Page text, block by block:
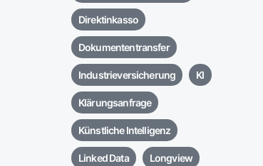
Direktinkasso
Dokumententransfer
Industrieversicherung KI
Klärungsanfrage
Künstliche Intelligenz
Linked Data Longview